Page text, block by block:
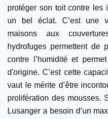
protéger son toit contre les
un bel éclat. C’est une
maisons aux
hydrofuges permettent de
contre l’humidité et
d'origine. C’est cette
vaut le mérite d’être
prolifération des mousses.
Lusanger a besoin d’un